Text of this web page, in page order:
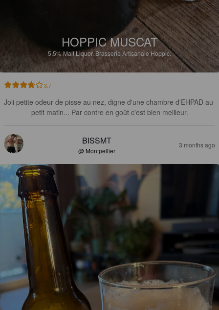
HOPPIC MUSCAT
5.5%Malt Liquor.Brasserie Artisanale Hoppic.
3.7
Joli petite odeur de pisse au nez, digne d'une chambre d'EHPAD au
petit matin... Par contre en goût c'est bien meilleur.
BISSMT
@ Montpellier
3 months ago